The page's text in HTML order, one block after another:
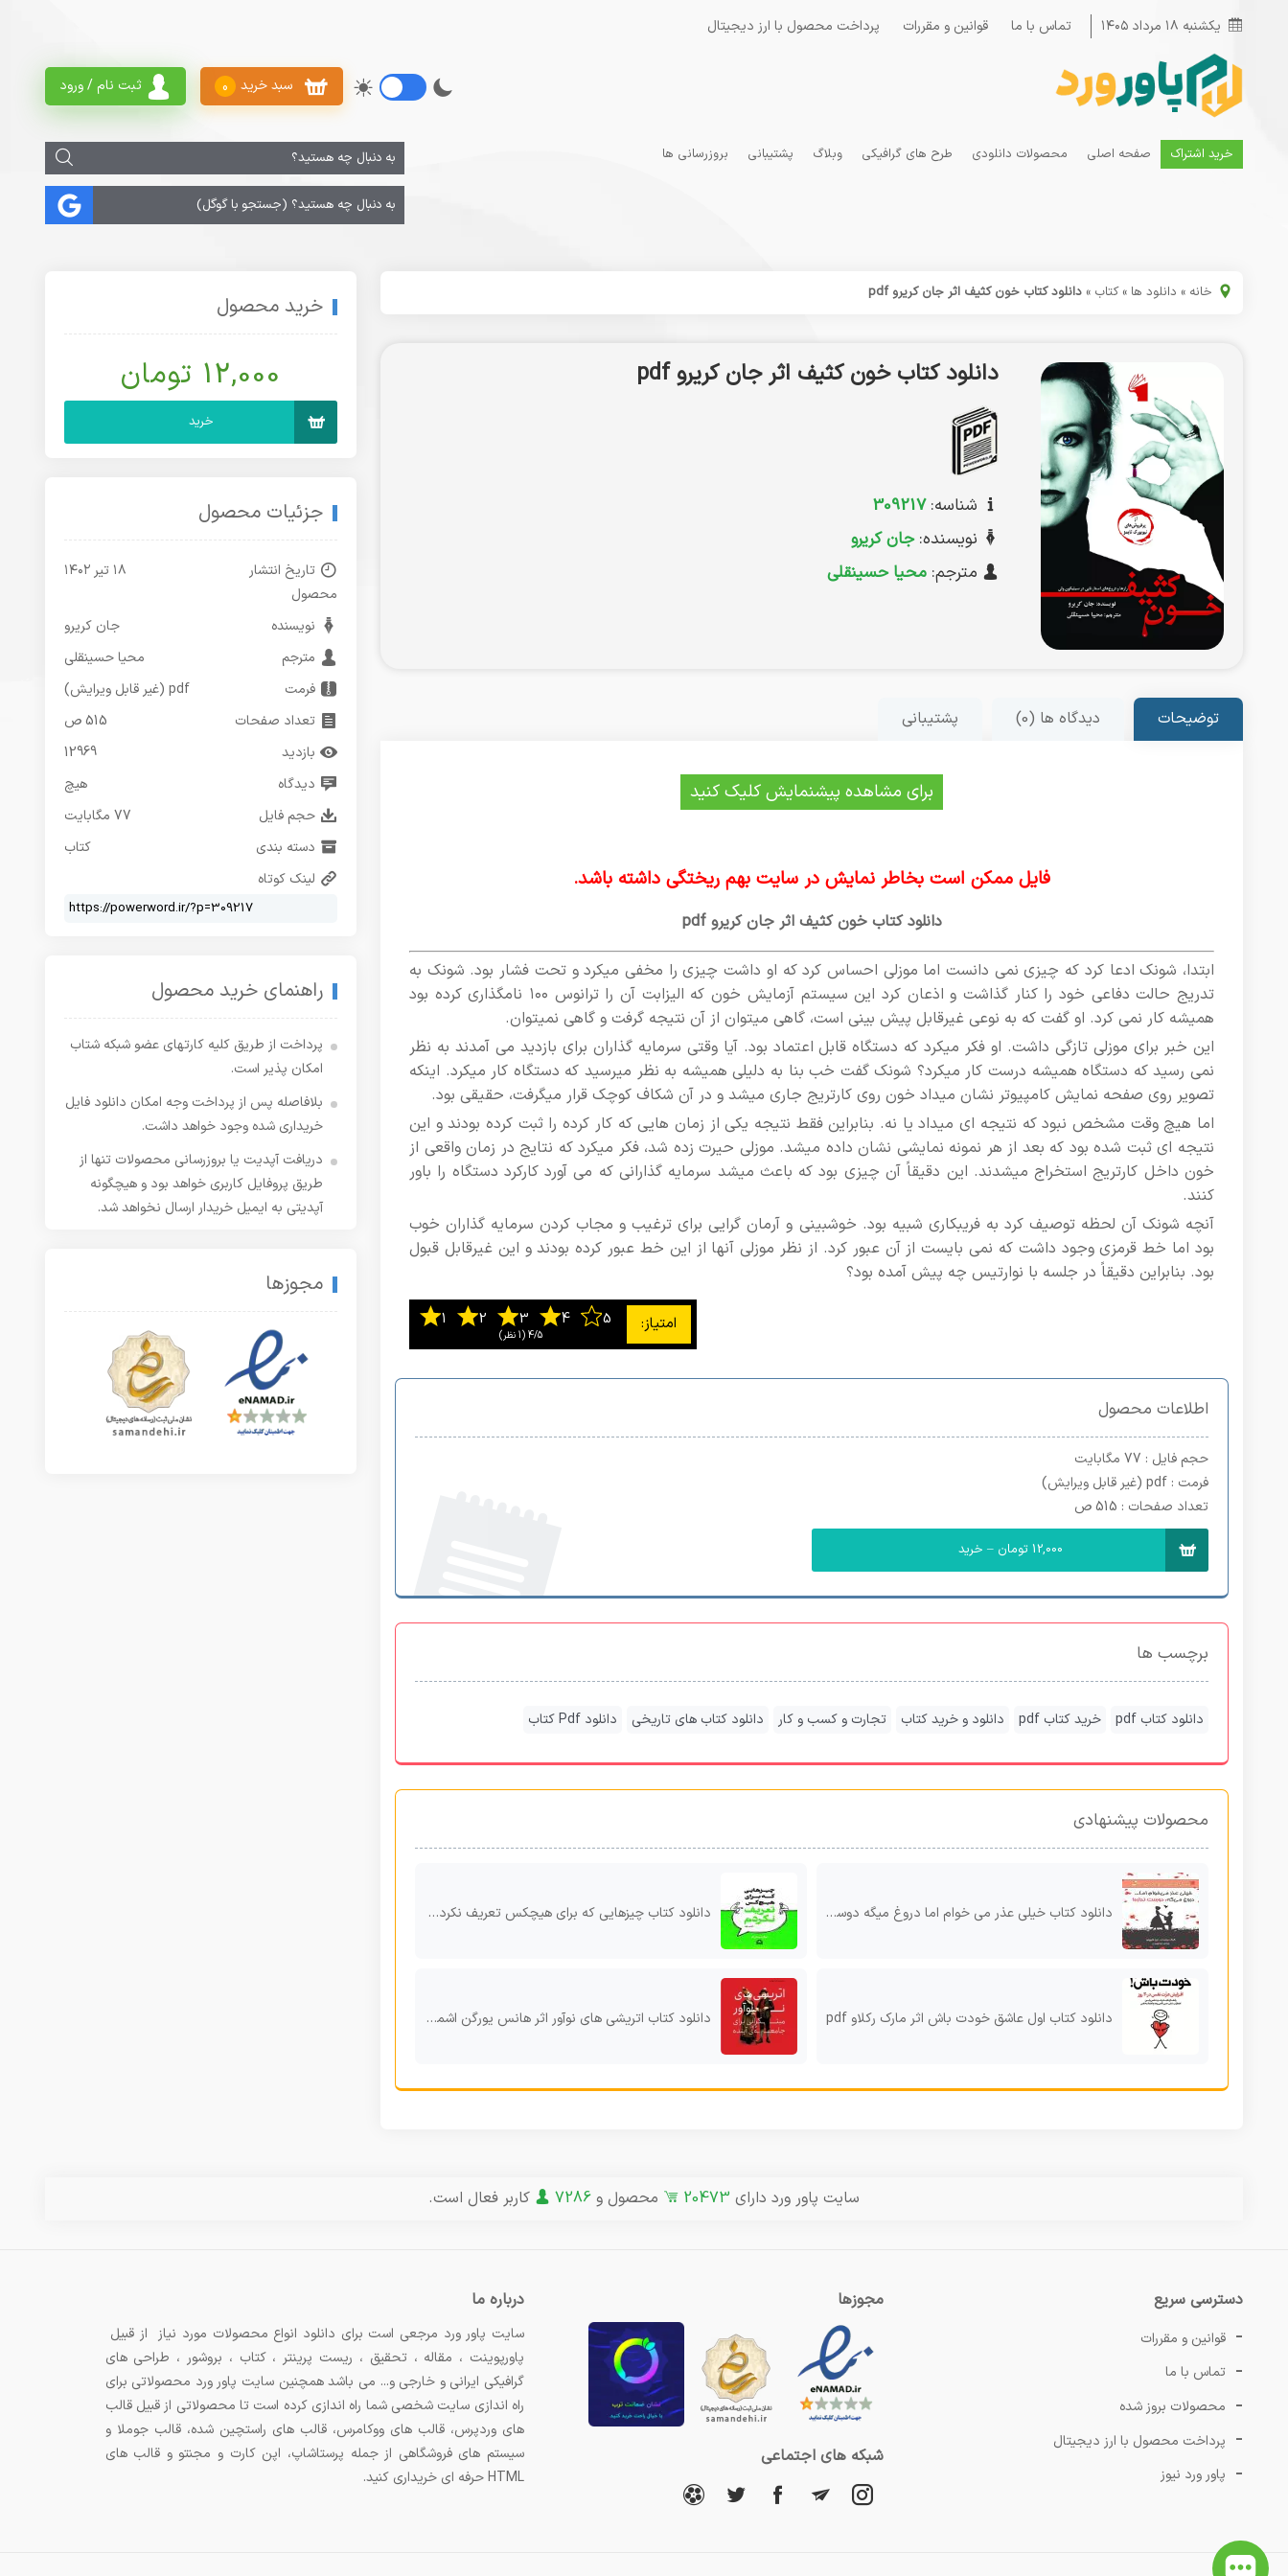
یکشنبه ۱۸ مرداد ۱۴۰۵ تماس با ما قوانین و مقررات پرداخت محصول با ارز دیجیتال
ثبت نام / ورود سبد خرید 0
خرید اشتراک صفحه اصلی محصولات دانلودی طرح های گرافیکی وبلاگ پشتیبانی بروزرسانی ها
خانه » دانلود ها »کتاب » دانلود کتاب خون کثیف اثر جان کریرو pdf
دانلود کتاب خون کثیف اثر جان کریرو pdf
شناسه:309217
نویسنده:جان کریرو
مترجم: محیا حسینقلی
توضیحات دیدگاه ها (0) پشتیبانی
برای مشاهده پیشنمایش کلیک کنید
فایل ممکن است بخاطر نمایش در سایت بهم ریختگی داشته باشد.
دانلود کتاب خون کثیف اثر جان کریرو pdf
ابتدا، شونک ادعا کرد که چیزی نمی دانست اما موزلی احساس کرد که او داشت چیزی را مخفی میکرد و تحت فشار بود. شونک به
تدریج حالت دفاعی خود را کنار گذاشت و اذعان کرد این سیستم آزمایش خون که الیزابت آن را ترانوس ۱۰۰ نامگذاری کرده بود
همیشه کار نمی کرد. او گفت که به نوعی غیرقابل پیش بینی است، گاهی میتوان از آن نتیجه گرفت و گاهی نمیتوان.
این خبر برای موزلی تازگی داشت. او فکر میکرد که دستگاه قابل اعتماد بود. آیا وقتی سرمایه گذاران برای بازدید می آمدند به نظر
نمی رسید که دستگاه همیشه درست کار میکرد؟ شونک گفت خب بنا به دلیلی همیشه به نظر میرسید که دستگاه کار میکرد. اینکه
تصویر روی صفحه نمایش کامپیوتر نشان میداد خون روی کارتریج جاری میشد و در آن شکاف کوچک قرار میگرفت، حقیقی بود.
اما هیچ وقت مشخص نبود که نتیجه ای میداد یا نه. بنابراین فقط نتیجه یکی از زمان هایی که کار کرده را ثبت کرده بودند و این
نتیجه ای ثبت شده بود که بعد از هر نمونه نمایشی نشان داده میشد. موزلی حیرت زده شد، فکر میکرد که نتایج در زمان واقعی از
خون داخل کارتریج استخراج میشدند. این دقیقاً آن چیزی بود که باعث میشد سرمایه گذارانی که می آورد کارکرد دستگاه را باور
کنند.
آنچه شونک آن لحظه توصیف کرد به فریبکاری شبیه بود. خوشبینی و آرمان گرایی برای ترغیب و مجاب کردن سرمایه گذاران خوب
بود اما خط قرمزی وجود داشت که نمی بایست از آن عبور کرد. از نظر موزلی آنها از این خط عبور کرده بودند و این غیرقابل قبول
بود. بنابراین دقیقاً در جلسه با نوارتیس چه پیش آمده بود؟
4/5 ‫(1 نظر)
اطلاعات محصول
حجم فایل : 77 مگابایت
فرمت : pdf (غیر قابل ویرایش)
تعداد صفحات : 515 ص
12,000 تومان – خرید
برچسب ها
دانلود کتاب pdf خرید کتاب pdf دانلود و خرید کتاب تجارت و کسب و کار دانلود کتاب های تاریخی دانلود Pdf کتاب
محصولات پیشنهادی
دانلود کتاب خیلی عذر می خوام اما دروغ میگه دوست نداره اثر گرگ برندت و لیز تاچیلو pdf دانلود کتاب چیزهایی که برای هیچکس تعریف نکردم اثر نهال سهیلی فر pdf
دانلود کتاب اول عاشق خودت باش اثر مارک رکلاو pdf دانلود کتاب اتریشی های نوآور اثر هانس یورگن اشملزر pdf
خرید محصول
12,000 تومان
خرید
جزئیات محصول
تاریخ انتشار
محصول
۱۸ تیر ۱۴۰۲
نویسنده
جان کریرو
مترجم
محیا حسینقلی
فرمت
pdf (غیر قابل ویرایش)
تعداد صفحات
515 ص
بازدید
12969
دیدگاه
هیچ
حجم فایل
77 مگابایت
دسته بندی
کتاب
لینک کوتاه
راهنمای خرید محصول
پرداخت از طریق کلیه کارتهای عضو شبکه شتاب
امکان پذیر است.
بلافاصله پس از پرداخت وجه امکان دانلود فایل
خریداری شده وجود خواهد داشت.
دریافت آپدیت یا بروزرسانی محصولات تنها از
طریق پروفایل کاربری خواهد بود و هیچگونه
آپدیتی به ایمیل خریدار ارسال نخواهد شد.
مجوزها
سایت پاور ورد دارای 20473 محصول و 7286 کاربر فعال است.
دسترسی سریع
قوانین و مقررات
تماس با ما
محصولات بروز شده
پرداخت محصول با ارز دیجیتال
پاور ورد نیوز
مجوزها
شبکه های اجتماعی
درباره ما
سایت پاور ورد مرجعی است برای دانلود انواع محصولات مورد نیاز از قبیل
پاورپوینت ، مقاله ، تحقیق ، ریست پرینتر ، کتاب ، بروشور ، طراحی های
گرافیکی ایرانی و خارجی و... می باشد همچنین سایت پاور ورد محصولاتی برای
راه اندازی سایت شخصی شما راه اندازی کرده است تا محصولاتی از قبیل قالب
های وردپرس، قالب های ووکامرس، قالب های راستچین شده، قالب جوملا و
سیستم های فروشگاهی از جمله پرستاشاپ، اپن کارت و مجنتو و قالب های
HTML حرفه ای خریداری کنید.